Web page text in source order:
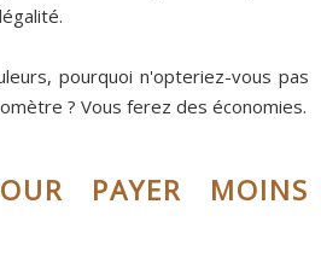
pourquoi n'opteriez-vous pas
? Vous ferez des économies.
PAYER MOINS